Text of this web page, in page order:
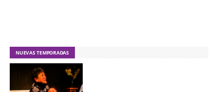
NUEVAS TEMPORADAS